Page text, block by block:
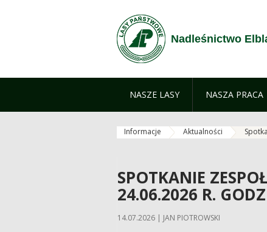
Nadleśnictwo
NASZE LASY NASZA PRACA
Informacje Aktualności
SPOTKANIE
24.06.2026 R.
14.07.2026 | JAN PIOTROWSKI